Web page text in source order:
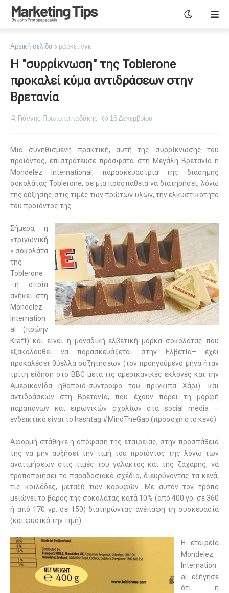
Αρχική σελίδα μάρκετινγκ
Η "συρρίκνωση" της Toblerone
προκαλεί κύμα αντιδράσεων στην
Βρετανία
Γιάννης Πρωτοπαπαδάκης 16 Δεκεμβρίου
Μια συνηθισμένη πρακτική, αυτή της συρρίκνωσης του
προϊόντος, επιστράτευσε πρόσφατα στη Μεγάλη Βρετανία η
Mondelez International, παρασκευάστρια της διάσημης
σοκολάτας Toblerone, σε μια προσπάθεια να διατηρήσει, λόγω
της αύξησης στις τιμές των πρώτων υλών, την ελκυστικότητα
του προϊόντος της.
Σήμερα, η
«τριγωνική
» σοκολάτα
της
Toblerone
–η οποία
ανήκει στη
Mondelez
Internation
al (πρώην
Kraft) και είναι η μοναδική ελβετική μάρκα σοκολάτας που
εξακολουθεί να παρασκευάζεται στην Ελβετία– έχει
προκαλέσει θύελλα συζητήσεων (τον προηγούμενο μήνα ήταν
τρίτη είδηση στο BBC μετά τις αμερικανικές εκλογές και την
Αμερικανίδα ηθοποιό-σύντροφο του πρίγκιπα Χάρι). και
αντιδράσεων στη Βρετανία, που έχουν πάρει τη μορφή
παραπόνων και ειρωνικών σχολίων στα social media –
ενδεικτικό είναι το hashtag #MindTheGap (προσοχή στο κενό).
Αφορμή στάθηκε η απόφαση της εταιρείας, στην προσπάθειά
της να μην αυξήσει την τιμή του προϊόντος της λόγω των
ανατιμήσεων στις τιμές του γάλακτος και της ζάχαρης, να
τροποποιήσει το παραδοσιακό σχέδιο, διευρύνοντας τα κενά,
τις κοιλάδες, μεταξύ των κορυφών. Με αυτόν τον τρόπο
μειώνει το βάρος της σοκολάτας κατά 10% (από 400 γρ. σε 360
ή από 170 γρ. σε 150) διατηρώντας ανέπαφη τη συσκευασία
(και φυσικά την τιμή).
Η εταιρεία
Mondelez
Internation
al εξήγησε
ότι η